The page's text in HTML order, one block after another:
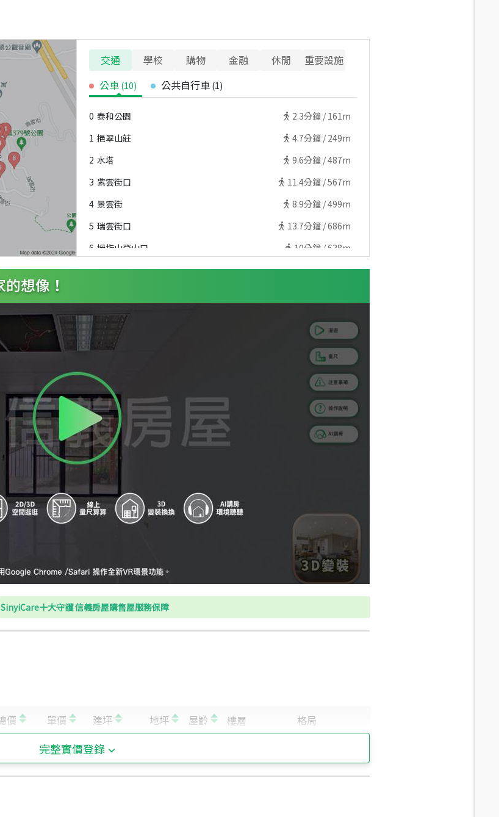
交通 學校 購物 金融 休閒
重要設施
公車 (10) 公共自行車 (1)
0 泰和公園 2.3分鐘 / 161m
1 挹翠山莊 4.7分鐘 / 249m
2 水塔 9.6分鐘 /487m
3 紫雲街口 11.4分鐘 /567m
4 景雲街 8.9分鐘 /499m
5 瑞雲街口 13.7分鐘 /686m
6 拇指山登山口 10分鐘 /638m
7 泰和里 5.5分鐘 /407m
9
聯勤技術訓練中心
SinyiCare十大守護 信義房屋購售屋服務保障
完整實價登錄